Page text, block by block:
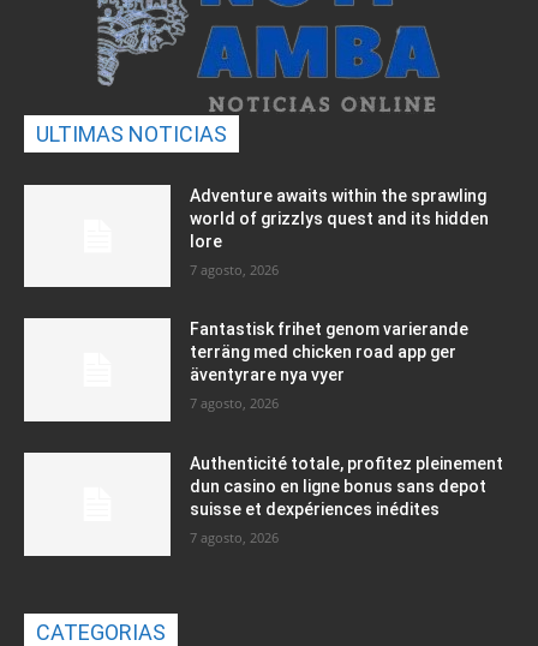
ULTIMAS NOTICIAS
Adventure awaits within the sprawling
world of grizzlys quest and its hidden
lore
7 agosto, 2026
Fantastisk frihet genom varierande
terräng med chicken road app ger
äventyrare nya vyer
7 agosto, 2026
Authenticité totale, profitez pleinement
dun casino en ligne bonus sans depot
suisse et dexpériences inédites
7 agosto, 2026
CATEGORIAS